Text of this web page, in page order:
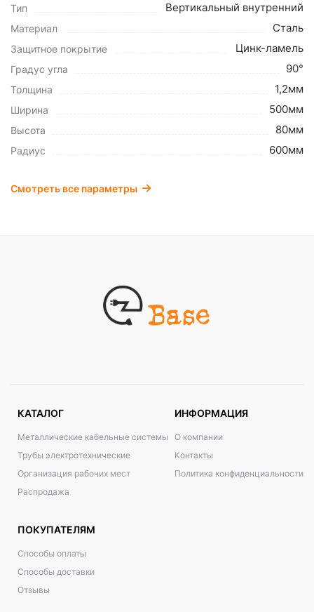
Тип Вертикальный внутренний
Материал Сталь
Защитное покрытие Цинк-ламель
Градус угла 90°
Толщина 1,2мм
Ширина 500мм
Высота 80мм
Радиус 600мм
Смотреть все параметры
КАТАЛОГ
Металлические кабельные системы
Трубы электротехнические
Организация рабочих мест
Распродажа
ИНФОРМАЦИЯ
О компании
Контакты
Политика конфиденциальности
ПОКУПАТЕЛЯМ
Способы оплаты
Способы доставки
Отзывы